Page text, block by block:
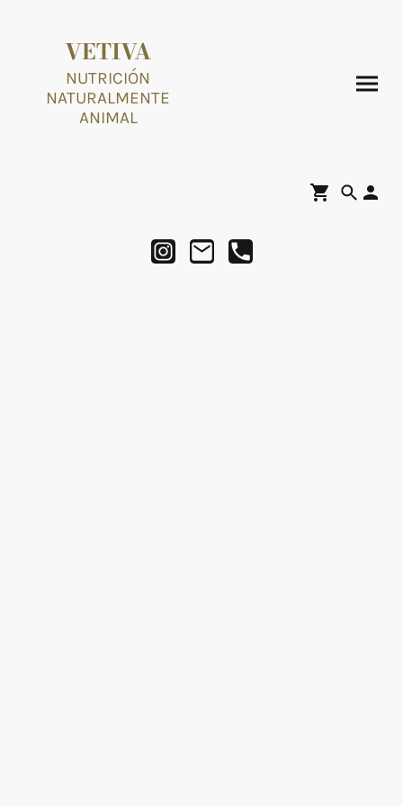
VETIVA
NUTRICIÓN
NATURALMENTE
ANIMAL